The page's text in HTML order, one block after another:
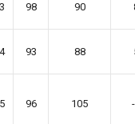
3 98 90
4 93 88
5 96 105